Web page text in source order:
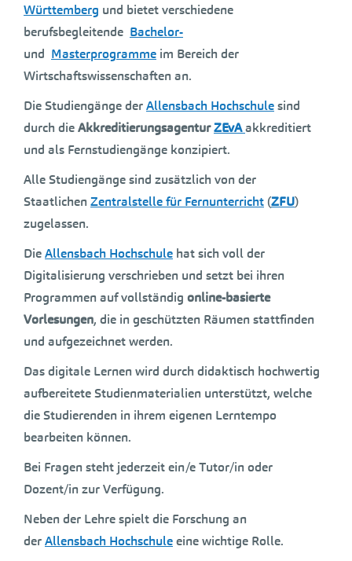
Württemberg und bietet verschiedene
berufsbegleitende Bachelor-
und Masterprogramme im Bereich der
Wirtschaftswissenschaften an.
Die Studiengänge derAllensbach Hochschulesind
durch dieAkkreditierungsagenturZEvAakkreditiert
und als Fernstudiengänge konzipiert.
Alle Studiengänge sind zusätzlich von der
Staatlichen Zentralstelle für Fernunterricht (ZFU)
zugelassen.
DieAllensbach Hochschule hat sich voll der
Digitalisierung verschrieben und setzt bei ihren
Programmen auf vollständig online-basierte
Vorlesungen, die in geschützten Räumen stattfinden
und aufgezeichnet werden.
Das digitale Lernen wird durch didaktisch hochwertig
aufbereitete Studienmaterialien unterstützt, welche
die Studierenden in ihrem eigenen Lerntempo
bearbeiten können.
Bei Fragen steht jederzeit ein/e Tutor/in oder
Dozent/in zur Verfügung.
Neben der Lehre spielt die Forschung an
derAllensbach Hochschuleeine wichtige Rolle.